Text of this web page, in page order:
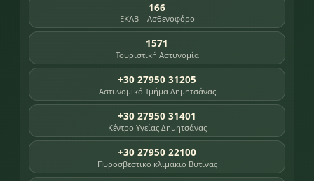
166
ΕΚΑΒ – Ασθενοφόρο
1571
Τουριστική Αστυνομία
+30 27950 31205
Αστυνομικό Τμήμα Δημητσάνας
+30 27950 31401
Κέντρο Υγείας Δημητσάνας
+30 27950 22100
Πυροσβεστικό κλιμάκιο Βυτίνας